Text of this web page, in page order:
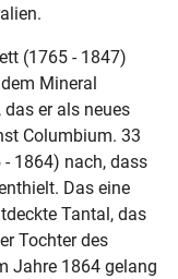
(1765 - 1847)
Mineral
er als neues
Columbium. 33
1864) nach, dass
Das eine
Tantal, das
Tochter des
Jahre 1864 gelang